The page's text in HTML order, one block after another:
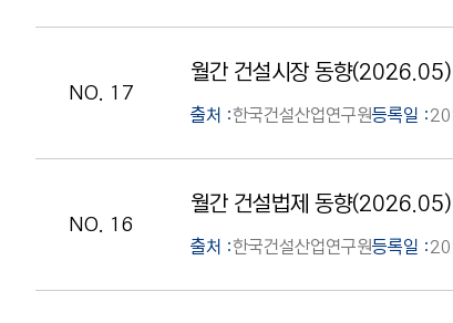
NO. 17
월간 건설시장 동향(2026.05)
출처 :한국건설산업연구원등록일 :
NO. 16
월간 건설법제 동향(2026.05)
출처 :한국건설산업연구원등록일 :